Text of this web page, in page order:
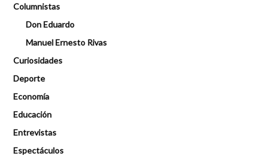
Columnistas
Don Eduardo
Manuel Ernesto Rivas
Curiosidades
Deporte
Economía
Educación
Entrevistas
Espectáculos